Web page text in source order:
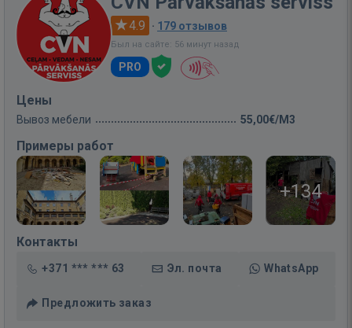
4.9 · 179 отзывов
Был на сайте: 56 минут назад
PRO
Цены
Вывоз мебели 55,00€/M3
Примеры работ
+134
Контакты
+371 *** *** 63 Эл. почта WhatsApp
Предложить заказ